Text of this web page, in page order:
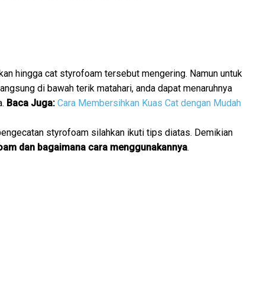
hingga cat styrofoam tersebut mengering. Namun untuk
di bawah terik matahari, anda dapat menaruhnya
Baca Juga: Cara Membersihkan Kuas Cat dengan Mudah
styrofoam silahkan ikuti tips diatas. Demikian
dan bagaimana cara menggunakannya.